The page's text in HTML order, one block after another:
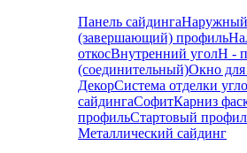
Панель сайдингаНаружный
(завершающий) профиль
откосВнутренний уголH -
(соединительный)Окно для
ДекорСистема отделки
сайдингаСофитКарниз
профильСтартовый
Металлический сайдинг